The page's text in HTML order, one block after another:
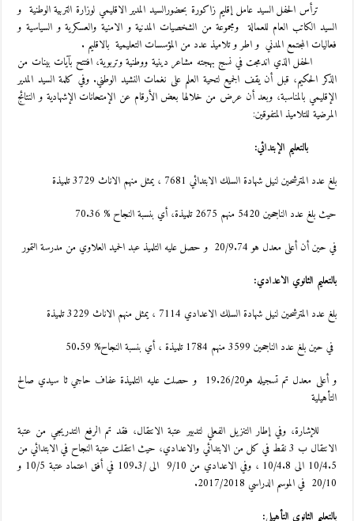
ترأس الحفل السيد عامل إقليم زاكورة بحضورالسيد المدير الاقليمي لوزارة التربية الوطنية و
السيد الكاتب العام للعمالة ومجموعة من الشخصيات المدنية و الامنية والعسكرية و السياسية و
فعاليات المجتمع المدني و اطر و تلاميذ عدد من المؤسسات التعليمية بالاقليم .
الحفل الذي اندمجت في نسج بهجته مشاعر دينية ووطنية وتربوية، افتتح بآيات بينات من
الذكر الحكيم، قبل أن يقف الجميع لتحية العلم على نغمات النشيد الوطني. وفي كلمة السيد المدير
الإقليمي بالمناسبة، وبعد أن عرض من خلالها بعض الأرقام عن الإمتحانات الإشهادية و النتائج
المرضية للتلاميذ المتفوقين:
بالتعليم الإبتدائي:
بلغ عدد المترشحين لنيل شهادة السلك الابتدائي 7681 ، يمثل منهم الاناث 3729 تلميذة
حيث بلغ عدد الناجحين 5420 منهم 2675 تلميذة، أي بنسبة النجاح % 70.36
في حين أن أعلى معدل هو 20/9.74 و حصل عليه التلميذ عبد الحميد العلاوي من مدرسة التمور
بالتعليم الثانوي الاعدادي:
بلغ عدد المترشحين لنيل شهادة السلك الاعدادي 7114 ، يمثل منهم الاناث 3229 تلميذة
في حين بلغ عدد الناجحين 3599 منهم 1784 تلميذة ، أي بنسبة النجاح% 50.59
و أعلى معدل تم تسجيله هو19.26/20 و حصلت عليه التلميذة عفاف حاجي ثا سيدي صالح
التأهيلية
للإشارة، وفي إطار التنزيل الفعلي لتدبير عتبة الانتقال، فقد تم الرفع التدريجي من عتبة
الانتقال ب 3 نقط في كل من الابتدائي والاعدادي، حيث انتقلت عتبة النجاح في الابتدائي من
10/4.5 الى 10/4.8 ، وفي الاعدادي من 9/10 الى /109.3 في أفق اعتماد عتبة 10/5 و
20/10 في الموسم الدراسي 2017/2018.
بالتعليم الثانوي التأهيلي: